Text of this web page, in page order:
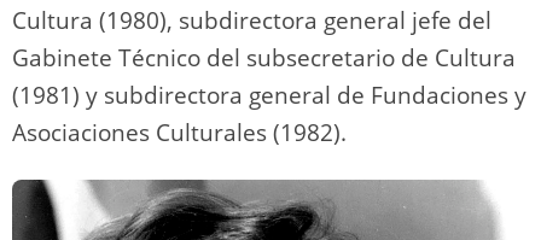
Cultura (1980), subdirectora general jefe del
Gabinete Técnico del subsecretario de Cultura
(1981) y subdirectora general de Fundaciones y
Asociaciones Culturales (1982).